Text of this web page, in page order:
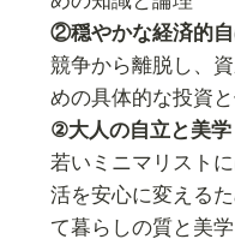
②穏やかな経済的
競争から離脱し、
めの具体的な投資
②大人の自立と美学
若いミニマリスト
活を安心に変える
て暮らしの質と美